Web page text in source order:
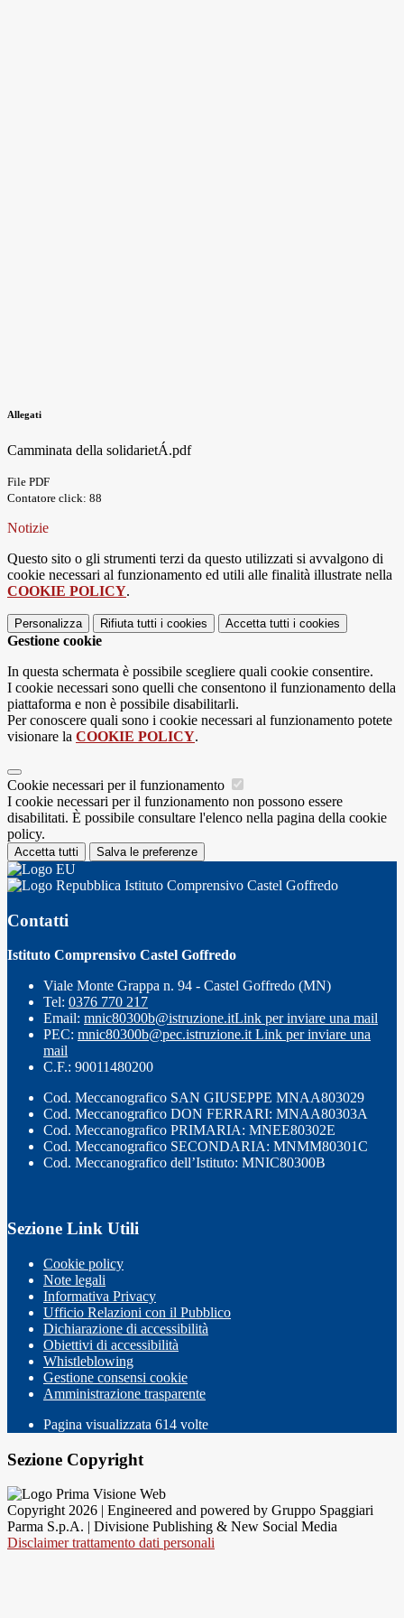
Allegati
Camminata della solidarietÁ.pdf
File PDF
Contatore click: 88
Notizie
Questo sito o gli strumenti terzi da questo utilizzati si avvalgono di
cookie necessari al funzionamento ed utili alle finalità illustrate nella
COOKIE POLICY.
Personalizza Rifiuta tutti i cookies Accetta tutti i cookies
Gestione cookie
In questa schermata è possibile scegliere quali cookie consentire.
I cookie necessari sono quelli che consentono il funzionamento della
piattaforma e non è possibile disabilitarli.
Per conoscere quali sono i cookie necessari al funzionamento potete
visionare la COOKIE POLICY.
Cookie necessari per il funzionamento
I cookie necessari per il funzionamento non possono essere
disabilitati. È possibile consultare l'elenco nella pagina della cookie
policy.
Accetta tutti Salva le preferenze
Istituto Comprensivo Castel Goffredo
Contatti
Istituto Comprensivo Castel Goffredo
Viale Monte Grappa n. 94 - Castel Goffredo (MN)
Tel: 0376 770 217
Email: mnic80300b@istruzione.itLink per inviare una mail
PEC: mnic80300b@pec.istruzione.itLink per inviare una
mail
C.F.: 90011480200
Cod. Meccanografico SAN GIUSEPPE MNAA803029
Cod. Meccanografico DON FERRARI: MNAA80303A
Cod. Meccanografico PRIMARIA: MNEE80302E
Cod. Meccanografico SECONDARIA: MNMM80301C
Cod. Meccanografico dell’Istituto: MNIC80300B
Sezione Link Utili
Cookie policy
Note legali
Informativa Privacy
Ufficio Relazioni con il Pubblico
Dichiarazione di accessibilità
Obiettivi di accessibilità
Whistleblowing
Gestione consensi cookie
Amministrazione trasparente
Pagina visualizzata 614 volte
Sezione Copyright
Copyright 2026 | Engineered and powered by Gruppo Spaggiari
Parma S.p.A. | Divisione Publishing & New Social Media
Disclaimer trattamento dati personali